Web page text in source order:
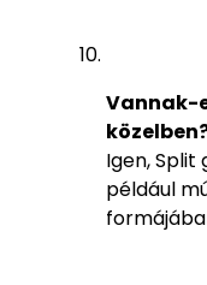
Vannak-
Igen,
például